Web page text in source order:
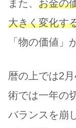
また、 お金の
大きく変化す
「物の価値」
暦の上では2
術では一年の
バランスを崩